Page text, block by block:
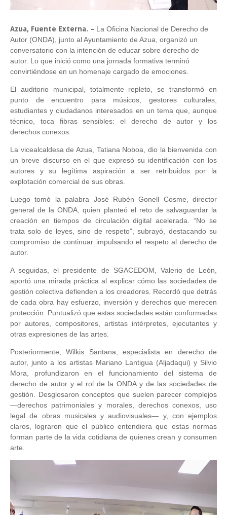
Azua, Fuente Externa. – La Oficina Nacional de Derecho de
Autor (ONDA), junto al Ayuntamiento de Azua, organizó un
conversatorio con la intención de educar sobre derecho de
autor. Lo que inició como una jornada formativa terminó
convirtiéndose en un homenaje cargado de emociones.
El auditorio municipal, totalmente repleto, se transformó en
punto de encuentro para músicos, gestores culturales,
estudiantes y ciudadanos interesados en un tema que, aunque
técnico, toca fibras sensibles: el derecho de autor y los
derechos conexos.
La vicealcaldesa de Azua, Tatiana Noboa, dio la bienvenida con
un breve discurso en el que expresó su identificación con los
autores y su legítima aspiración a ser retribuidos por la
explotación comercial de sus obras.
Luego tomó la palabra José Rubén Gonell Cosme, director
general de la ONDA, quien planteó el reto de salvaguardar la
creación en tiempos de circulación digital acelerada. “No se
trata solo de leyes, sino de respeto”, subrayó, destacando su
compromiso de continuar impulsando el respeto al derecho de
autor.
A seguidas, el presidente de SGACEDOM, Valerio de León,
aportó una mirada práctica al explicar cómo las sociedades de
gestión colectiva defienden a los creadores. Recordó que detrás
de cada obra hay esfuerzo, inversión y derechos que merecen
protección. Puntualizó que estas sociedades están conformadas
por autores, compositores, artistas intérpretes, ejecutantes y
otras expresiones de las artes.
Posteriormente, Wilkis Santana, especialista en derecho de
autor, junto a los artistas Mariano Lantigua (Aljadaqui) y Silvio
Mora, profundizaron en el funcionamiento del sistema de
derecho de autor y el rol de la ONDA y de las sociedades de
gestión. Desglosaron conceptos que suelen parecer complejos
—derechos patrimoniales y morales, derechos conexos, uso
legal de obras musicales y audiovisuales— y, con ejemplos
claros, lograron que el público entendiera que estas normas
forman parte de la vida cotidiana de quienes crean y consumen
arte.